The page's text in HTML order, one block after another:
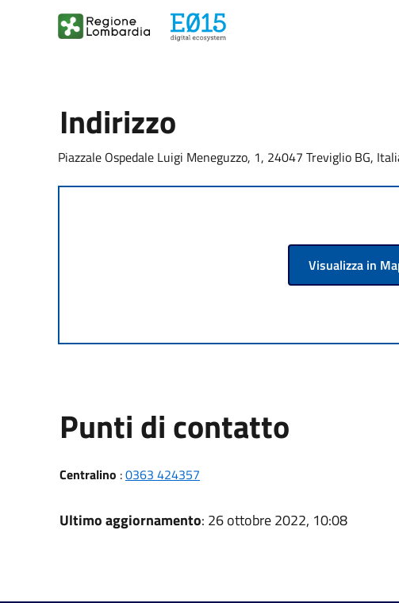
Indirizzo
Piazzale Ospedale Luigi Meneguzzo, 1, 24047 Treviglio BG,
Visualizza in
Punti di contatto
Centralino :0363 424357
Ultimo aggiornamento: 26 ottobre 2022, 10:08